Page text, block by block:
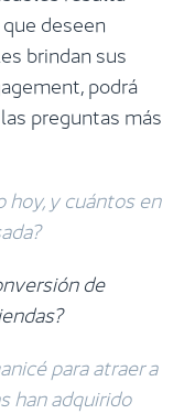
deseen
brindan sus
podrá
preguntas más
y cuántos en
de
para atraer a
han adquirido